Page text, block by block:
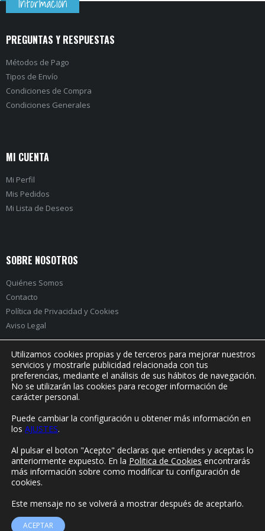
PREGUNTAS Y RESPUESTAS
Métodos de Pago
Tipos de Envío
Condiciones de Compra
Condiciones Generales
MI CUENTA
Mi Perfil
Mis Pedidos
Mi Lista de Deseos
SOBRE NOSOTROS
Quiénes Somos
Contacto
Política de Privacidad y Cookies
Aviso Legal
PRÓXIMO EVENTO:
© Yorokonde 2020. Todos los derechos reservados.
Utilizamos cookies propias y de terceros para mejorar nuestros
servicios y mostrarle publicidad relacionada con tus
preferencias, mediante el análisis de sus hábitos de navegación.
No se utilizarán las cookies para recoger información de
carácter personal.
Puede cambiar la configuración u obtener más información en
los AJUSTES.
Al pulsar el boton "Acepto" declaras que entiendes y aceptas lo
anteriormente expuesto. En la Politica de Cookies encontrarás
más información sobre como modificar tu configuración de
cookies.
Este mensaje no se volverá a mostrar después de aceptarlo.
ACEPTAR